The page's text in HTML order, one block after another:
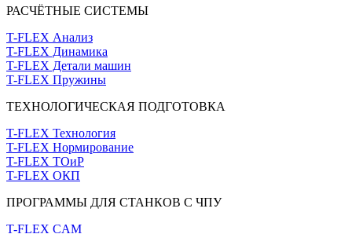
РАСЧЁТНЫЕ СИСТЕМЫ
T-FLEX Анализ
T-FLEX Динамика
T-FLEX Детали машин
T-FLEX Пружины
ТЕХНОЛОГИЧЕСКАЯ ПОДГОТОВКА
T-FLEX Технология
T-FLEX Нормирование
T-FLEX ТОиР
T-FLEX ОКП
ПРОГРАММЫ ДЛЯ СТАНКОВ С ЧПУ
T-FLEX CAM